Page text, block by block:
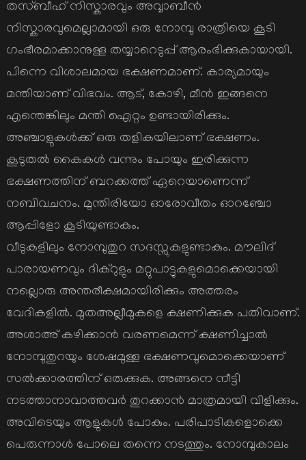
തസ്ബീഹ് നിസ്കാരവും അവ്വാബീന്‍
നിസ്കാരവുമെല്ലാമായി ഒരു നോമ്പു രാത്രിയെ കൂടി
ഗംഭീരമാക്കാനുള്ള തയ്യാറെടുപ്പ് ആരംഭിക്കുകായായി.
പിന്നെ വിശാലമായ ഭക്ഷണമാണ്. കാര്യമായും
മന്തിയാണ് വിഭവം. ആട്, കോഴി, മീന്‍ ഇങ്ങനെ
എന്തെങ്കിലും മന്തി ഐറ്റം ഉണ്ടായിരിക്കും.
അഞ്ചാളുകള്‍ക്ക് ഒരു തളികയിലാണ് ഭക്ഷണം.
കൂടുതല്‍ കൈകള്‍ വന്നും പോയും ഇരിക്കുന്ന
ഭക്ഷണത്തിന് ബറക്കത്ത് ഏറെയാണെന്ന്
നബിവചനം. മുന്തിരിയോ ഓരോവീതം ഓറഞ്ചോ
ആപ്പിളോ കൂടിയുണ്ടാകും.
വീടുകളിലും നോമ്പുതുറ സദസ്സുകളുണ്ടാകും. മൗലിദ്
പാരായണവും ദിക്റുളും മറ്റുപാട്ടുകളുമൊക്കെയായി
നല്ലൊരു അന്തരീക്ഷമായിരിക്കും അത്തരം
വേദികളില്‍. മുതഅല്ലീമുകളെ ക്ഷണിക്കുക പതിവാണ്.
അശാഅ് കഴിക്കാന്‍ വരണമെന്ന് ക്ഷണിച്ചാല്‍
നോമ്പുതുറയും ശേഷമുള്ള ഭക്ഷണവുമൊക്കെയാണ്
സല്‍ക്കാരത്തിന് ഒരുക്കുക. അങ്ങനെ നീട്ടി
നടത്താനാവാത്തവര്‍ തുറക്കാന്‍ മാത്രമായി വിളിക്കും.
അവിടെയും ആളുകള്‍ പോകും. പരിപാടികളൊക്കെ
പെരുന്നാള്‍ പോലെ തന്നെ നടത്തും. നോമ്പുകാലം